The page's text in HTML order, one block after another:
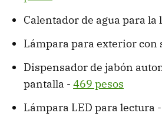
Calentador de agua para la
Lámpara para exterior con
Dispensador de jabón
pantalla - 469 pesos
Lámpara LED para lectura -